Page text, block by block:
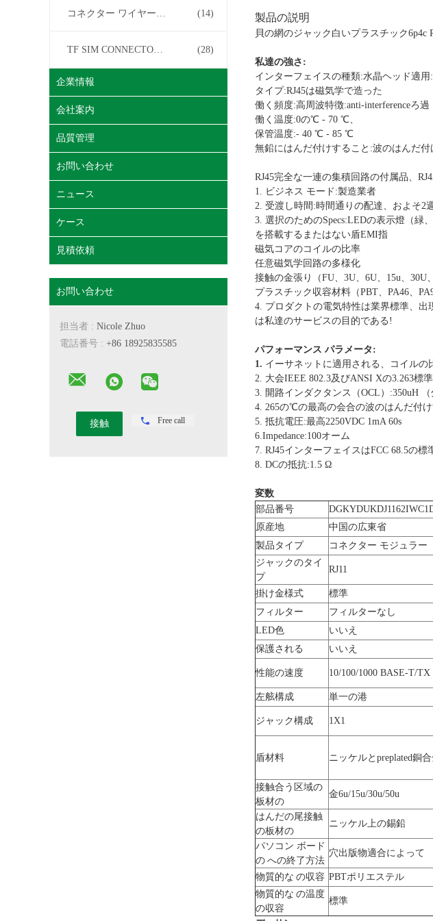
コネクター ワイヤー馬具 (14)
TF SIM CONNECTOR について (28)
企業情報
会社案内
品質管理
お問い合わせ
ニュース
ケース
見積依頼
お問い合わせ
担当者 : Nicole Zhuo
電話番号 : +86 18925835585
Free call
製品の説明
貝の網のジャック白いプラスチック6p4c
私達の強さ:
インターフェイスの種類:水晶ヘッド適用
タイプ:RJ45は磁気学で造った
働く頻度:高周波特徴:anti-interferenceろ過
働く温度:0の℃ - 70 ℃、
保管温度:- 40 ℃ - 85 ℃
無鉛にはんだ付けすること:波のはんだ
RJ45完全な一連の集積回路の付属品、
1. ビジネス モード:製造業者
2. 受渡し時間:時間通りの配達、およそ2週
3. 選択のためのSpecs:LEDの表示燈（緑
を搭載するまたはない盾EMI指
磁気コアのコイルの比率
任意磁気学回路の多様化
接触の金張り（FU、3U、6U、15u、30U
プラスチック収容材料（PBT、PA46、
4. プロダクトの電気特性は業界標準、
は私達のサービスの目的である!
パフォーマンス パラメータ:
1. イーサネットに適用される、コイルの
2. 大会IEEE 802.3及びANSI Xの3.263標準
3. 開路インダクタンス（OCL）:350uH
4. 265の℃の最高の会合の波のはんだ付
5. 抵抗電圧:最高2250VDC 1mA 60s
6.Impedance:100オーム
7. RJ45インターフェイスはFCC 68.5の標
8. DCの抵抗:1.5 Ω
変数
部品番号
原産地
中国の広東省
製品タイプ
コネクター モジュラー
ジャックのタイ
プ
RJ11
掛け金様式 標準
フィルター
フィルターなし
LED色
いいえ
保護される
いいえ
性能の速度 10/100/1000 BASE-T/TX
左舷構成 単一の港
ジャック構成 1X1
盾材料 ニッケルとpreplated銅
接触合う区域の
板材の
金6u/15u/30u/50u
はんだの尾接触
の板材の
ニッケル上の錫鉛
パソコン ボード
の への終了方法
穴出版物適合によって
物質的な の収容 PBTポリエステル
物質的な の温度
の収容
標準